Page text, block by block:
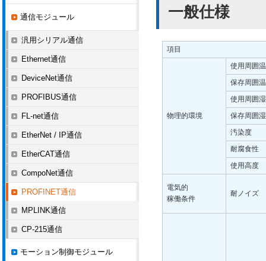
一般仕様
項目
物理的環境
使用周囲
保存周囲
使用周囲
保存周囲
汚染度
耐腐食性
使用高度
電気的
稼働条件
耐ノイズ
通信モジュール
汎用シリアル通信
Ethernet通信
DeviceNet通信
PROFIBUS通信
FL-net通信
EtherNet / IP通信
EtherCAT通信
CompoNet通信
PROFINET通信
MPLINK通信
CP-215通信
モーション制御モジュール